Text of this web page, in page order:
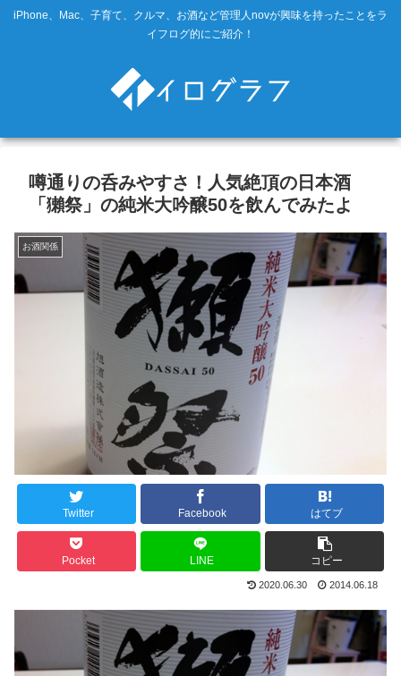
iPhone、Mac、子育て、クルマ、お酒など管理人novが興味を持ったことをラ
イフログ的にご紹介！
噂通りの呑みやすさ！人気絶頂の日本酒
「獺祭」の純米大吟醸50を飲んでみたよ
お酒関係
Twitter Facebook はてブ
Pocket LINE コピー
2020.06.30 2014.06.18